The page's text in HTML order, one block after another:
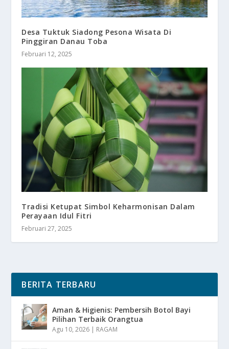
Desa Tuktuk Siadong Pesona Wisata Di
Pinggiran Danau Toba
Februari 12, 2025
Tradisi Ketupat Simbol Keharmonisan Dalam
Perayaan Idul Fitri
Februari 27, 2025
BERITA TERBARU
Aman & Higienis: Pembersih Botol Bayi
Pilihan Terbaik Orangtua
Agu 10, 2026 | RAGAM